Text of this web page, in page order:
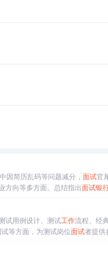
因简历乱码等问题减分， 面试官
方向等多方面。总结指出面试银
试用例设计、测试工作流程、经
等方面，为测试岗位面试者提供